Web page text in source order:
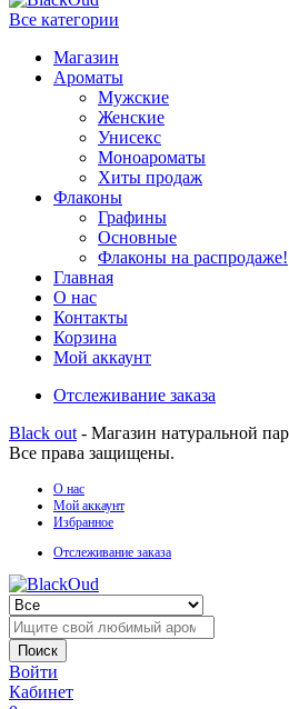
Все категории
Магазин
Ароматы
Мужские
Женские
Унисекс
Моноароматы
Хиты продаж
Флаконы
Графины
Основные
Флаконы на распродаже!
Главная
О нас
Контакты
Корзина
Мой аккаунт
Отслеживание заказа
Black out - Магазин натуральной
Все права защищены.
О нас
Мой аккаунт
Избранное
Отслеживание заказа
Поиск
Войти
Кабинет